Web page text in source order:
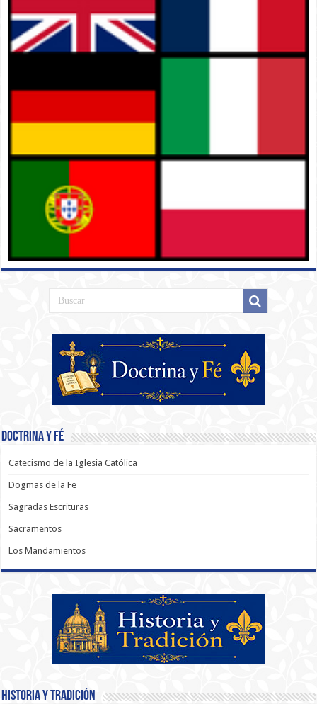
Doctrina y Fé
Catecismo de la Iglesia Católica
Dogmas de la Fe
Sagradas Escrituras
Sacramentos
Los Mandamientos
Historia y Tradición